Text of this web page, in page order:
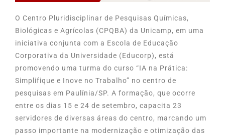
O Centro Pluridisciplinar de Pesquisas Químicas,
Biológicas e Agrícolas (CPQBA) da Unicamp, em uma
iniciativa conjunta com a Escola de Educação
Corporativa da Universidade (Educorp), está
promovendo uma turma do curso “IA na Prática:
Simplifique e Inove no Trabalho” no centro de
pesquisas em Paulínia/SP. A formação, que ocorre
entre os dias 15 e 24 de setembro, capacita 23
servidores de diversas áreas do centro, marcando um
passo importante na modernização e otimização das